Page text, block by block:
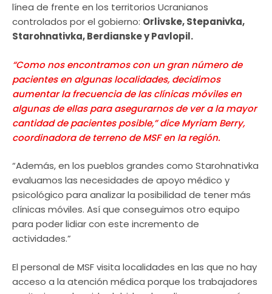
línea de frente en los territorios Ucranianos
controlados por el gobierno: Orlivske, Stepanivka,
Starohnativka, Berdianske y Pavlopil.
“Como nos encontramos con un gran número de
pacientes en algunas localidades, decidimos
aumentar la frecuencia de las clínicas móviles en
algunas de ellas para asegurarnos de ver a la mayor
cantidad de pacientes posible,” dice Myriam Berry,
coordinadora de terreno de MSF en la región.
“Además, en los pueblos grandes como Starohnativka
evaluamos las necesidades de apoyo médico y
psicológico para analizar la posibilidad de tener más
clínicas móviles. Así que conseguimos otro equipo
para poder lidiar con este incremento de
actividades.”
El personal de MSF visita localidades en las que no hay
acceso a la atención médica porque los trabajadores